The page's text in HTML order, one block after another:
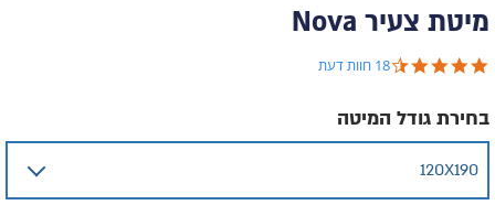
מיטת צעיר Nova
4.6 star rating
18 חוות דעת
בחירת גודל המיטה